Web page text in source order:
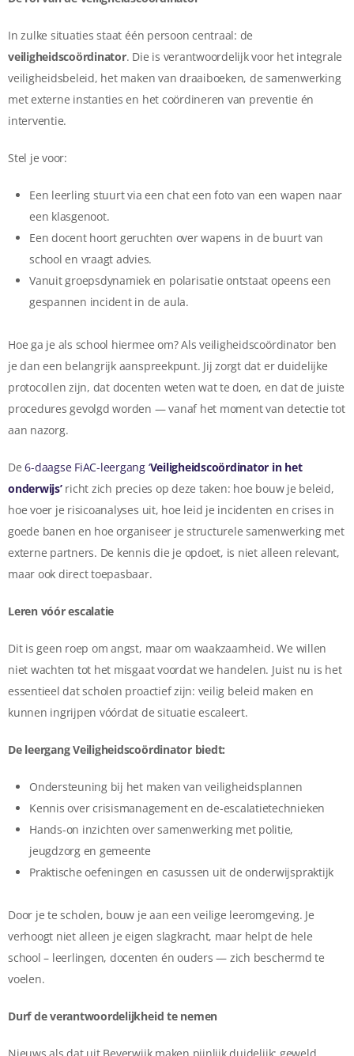
In zulke situaties staat één persoon centraal: de
veiligheidscoördinator. Die is verantwoordelijk voor het integrale
veiligheidsbeleid, het maken van draaiboeken, de samenwerking
met externe instanties en het coördineren van preventie én
interventie.
Stel je voor:
Een leerling stuurt via een chat een foto van een wapen naar
een klasgenoot.
Een docent hoort geruchten over wapens in de buurt van
school en vraagt advies.
Vanuit groepsdynamiek en polarisatie ontstaat opeens een
gespannen incident in de aula.
Hoe ga je als school hiermee om? Als veiligheidscoördinator ben
je dan een belangrijk aanspreekpunt. Jij zorgt dat er duidelijke
protocollen zijn, dat docenten weten wat te doen, en dat de juiste
procedures gevolgd worden — vanaf het moment van detectie tot
aan nazorg.
De6-daagse FiAC-leergang ‘Veiligheidscoördinator in het
onderwijs’richt zich precies op deze taken: hoe bouw je beleid,
hoe voer je risicoanalyses uit, hoe leid je incidenten en crises in
goede banen en hoe organiseer je structurele samenwerking met
externe partners. De kennis die je opdoet, is niet alleen relevant,
maar ook direct toepasbaar.
Leren vóór escalatie
Dit is geen roep om angst, maar om waakzaamheid. We willen
niet wachten tot het misgaat voordat we handelen. Juist nu is het
essentieel dat scholen proactief zijn: veilig beleid maken en
kunnen ingrijpen vóórdat de situatie escaleert.
De leergang Veiligheidscoördinator biedt:
Ondersteuning bij het maken van veiligheidsplannen
Kennis over crisismanagement en de-escalatietechnieken
Hands-on inzichten over samenwerking met politie,
jeugdzorg en gemeente
Praktische oefeningen en casussen uit de onderwijspraktijk
Door je te scholen, bouw je aan een veilige leeromgeving. Je
verhoogt niet alleen je eigen slagkracht, maar helpt de hele
school – leerlingen, docenten én ouders — zich beschermd te
voelen.
Durf de verantwoordelijkheid te nemen
Nieuws als dat uit Beverwijk maken pijnlijk duidelijk: geweld